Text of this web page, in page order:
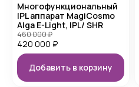
Многофункциональный
IPL аппарат MagiCosmo
Alga E-Light, IPL/ SHR
420 000 ₽
460 000₽
Добавить в корзину